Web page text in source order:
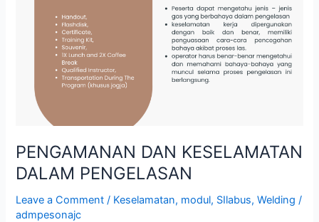
PENGAMANAN DAN KESELAMATAN
DALAM PENGELASAN
Leave a Comment / Keselamatan, modul, SIlabus,Welding /
admpesonajc